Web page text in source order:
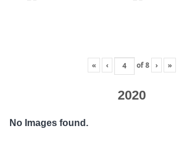
« ‹ of8 › »
2020
No Images found.